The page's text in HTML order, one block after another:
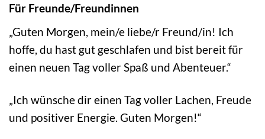
Für Freunde/Freundinnen
„Guten Morgen, mein/e liebe/r Freund/in! Ich
hoffe, du hast gut geschlafen und bist bereit für
einen neuen Tag voller Spaß und Abenteuer.“
„Ich wünsche dir einen Tag voller Lachen, Freude
und positiver Energie. Guten Morgen!“